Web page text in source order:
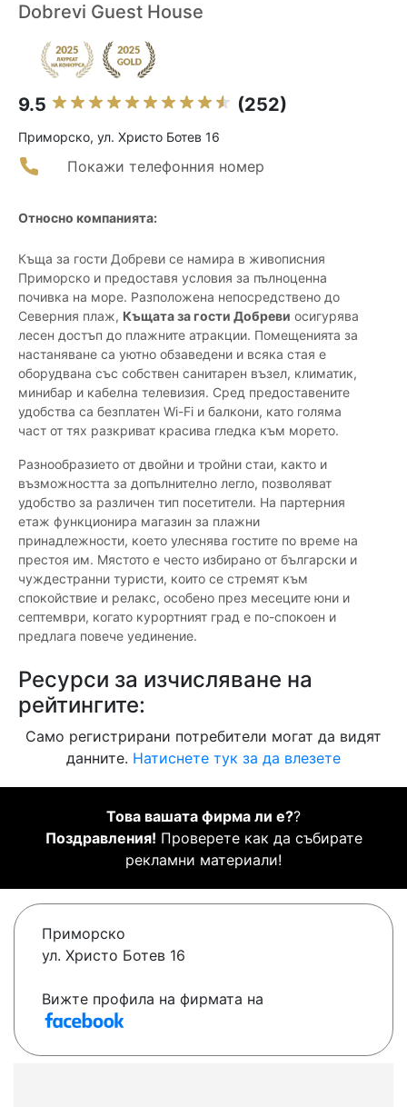
Dobrevi Guest House
9.5 (252)
Приморско, ул. Христо Ботев 16
Покажи телефонния номер
Относно компанията:
Къща за гости Добреви се намира в живописния
Приморско и предоставя условия за пълноценна
почивка на море. Разположена непосредствено до
Северния плаж, Къщата за гости Добреви осигурява
лесен достъп до плажните атракции. Помещенията за
настаняване са уютно обзаведени и всяка стая е
оборудвана със собствен санитарен възел, климатик,
минибар и кабелна телевизия. Сред предоставените
удобства са безплатен Wi-Fi и балкони, като голяма
част от тях разкриват красива гледка към морето.
Разнообразието от двойни и тройни стаи, както и
възможността за допълнително легло, позволяват
удобство за различен тип посетители. На партерния
етаж функционира магазин за плажни
принадлежности, което улеснява гостите по време на
престоя им. Мястото е често избирано от български и
чуждестранни туристи, които се стремят към
спокойствие и релакс, особено през месеците юни и
септември, когато курортният град е по-спокоен и
предлага повече уединение.
Ресурси за изчисляване на
рейтингите:
Само регистрирани потребители могат да видят
данните. Натиснете тук за да влезете
Това вашата фирма ли е??
Поздравления! Проверете как да събирате
рекламни материали!
Приморско
ул. Христо Ботев 16
Вижте профила на фирмата на